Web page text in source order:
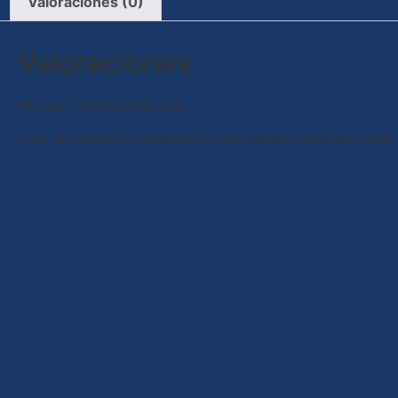
Valoraciones
No hay valoraciones aún.
Solo los usuarios registrados que hayan comprado